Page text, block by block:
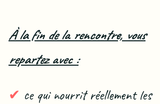
À la fin de la rencontre, vous
repartez avec :
✔ ce qui nourrit réellement les